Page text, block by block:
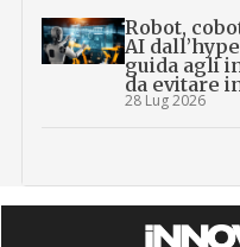
Robot,
AI
guida agli
da evitare
28 Lug 2026